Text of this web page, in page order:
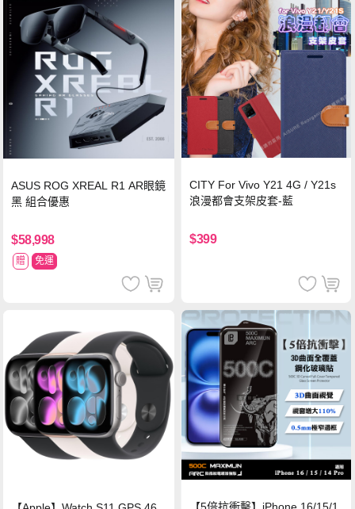
ASUS ROG XREAL R1 AR眼鏡
黑 組合優惠
$58,998
贈 免運
CITY For Vivo Y21 4G / Y21s
浪漫都會支架皮套-藍
$399